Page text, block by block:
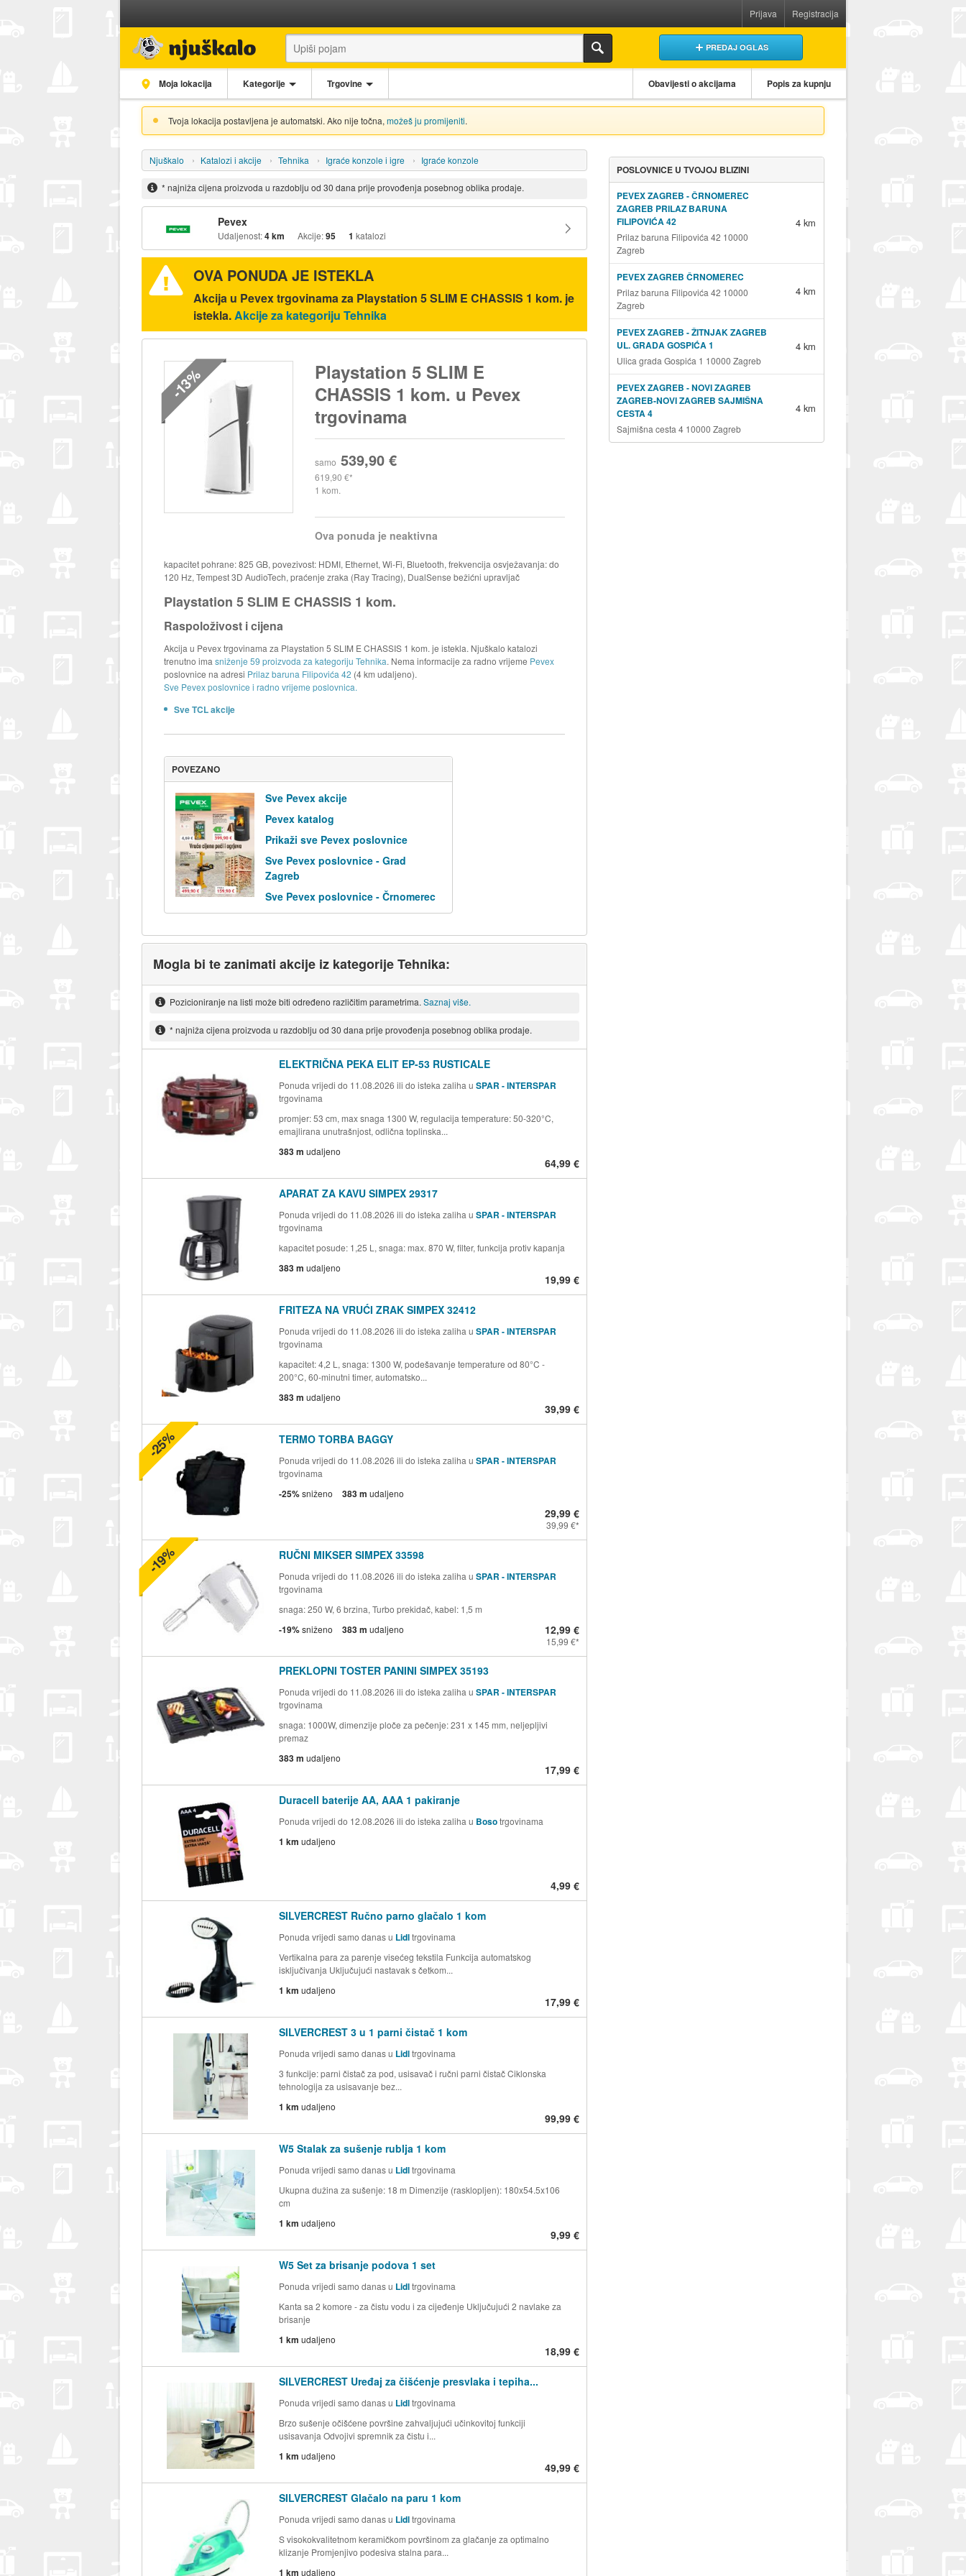
Prijava Registracija
PREDAJ OGLAS
Moja lokacija Kategorije Trgovine Obavijesti o akcijama Popis za kupnju
Tvoja lokacija postavljena je automatski. Ako nije točna, možeš ju promijeniti.
Njuškalo Katalozi i akcije Tehnika Igraće konzole i igre Igraće konzole
* najniža cijena proizvoda u razdoblju od 30 dana prije provođenja posebnog oblika prodaje.
Pevex
Udaljenost:4 km Akcije:95 1 katalozi
OVA PONUDA JE ISTEKLA
Akcija u Pevex trgovinama za Playstation 5 SLIM E CHASSIS 1 kom. je
istekla.Akcije za kategoriju Tehnika
-13%
Playstation 5 SLIM E
CHASSIS 1 kom. u Pevex
trgovinama
samo 539,90 €
619,90 €
1 kom.
Ova ponuda je neaktivna
kapacitet pohrane: 825 GB, povezivost: HDMI, Ethernet, Wi-Fi, Bluetooth, frekvencija osvježavanja: do
120 Hz, Tempest 3D AudioTech, praćenje zraka (Ray Tracing), DualSense bežićni upravljač
Playstation 5 SLIM E CHASSIS 1 kom.
Raspoloživost i cijena
Akcija u Pevex trgovinama za Playstation 5 SLIM E CHASSIS 1 kom. je istekla. Njuškalo katalozi
trenutno ima sniženje 59 proizvoda za kategoriju Tehnika. Nema informacije za radno vrijeme Pevex
poslovnice na adresi Prilaz baruna Filipovića 42 (4 km udaljeno).
Sve Pevex poslovnice i radno vrijeme poslovnica.
Sve TCL akcije
POVEZANO
Sve Pevex akcije
Pevex katalog
Prikaži sve Pevex poslovnice
Sve Pevex poslovnice - Grad
Zagreb
Sve Pevex poslovnice - Črnomerec
Mogla bi te zanimati akcije iz kategorije Tehnika:
Pozicioniranje na listi može biti određeno različitim parametrima. Saznaj više.
* najniža cijena proizvoda u razdoblju od 30 dana prije provođenja posebnog oblika prodaje.
ELEKTRIČNA PEKA ELIT EP-53 RUSTICALE
Ponuda vrijedi do 11.08.2026 ili do isteka zaliha u SPAR - INTERSPAR
trgovinama
promjer: 53 cm, max snaga 1300 W, regulacija temperature: 50-320°C,
emajlirana unutrašnjost, odlična toplinska...
383 m udaljeno
64,99 €
APARAT ZA KAVU SIMPEX 29317
Ponuda vrijedi do 11.08.2026 ili do isteka zaliha u SPAR - INTERSPAR
trgovinama
kapacitet posude: 1,25 L, snaga: max. 870 W, filter, funkcija protiv kapanja
383 m udaljeno
19,99 €
FRITEZA NA VRUĆI ZRAK SIMPEX 32412
Ponuda vrijedi do 11.08.2026 ili do isteka zaliha u SPAR - INTERSPAR
trgovinama
kapacitet: 4,2 L, snaga: 1300 W, podešavanje temperature od 80°C -
200°C, 60-minutni timer, automatsko...
383 m udaljeno
39,99 €
TERMO TORBA BAGGY
Ponuda vrijedi do 11.08.2026 ili do isteka zaliha u SPAR - INTERSPAR
trgovinama
-25%sniženo 383 m udaljeno
29,99 €
39,99 €
-25%
RUČNI MIKSER SIMPEX 33598
Ponuda vrijedi do 11.08.2026 ili do isteka zaliha u SPAR - INTERSPAR
trgovinama
snaga: 250 W, 6 brzina, Turbo prekidač, kabel: 1,5 m
-19%sniženo 383 m udaljeno 12,99 €
15,99 €
-19%
PREKLOPNI TOSTER PANINI SIMPEX 35193
Ponuda vrijedi do 11.08.2026 ili do isteka zaliha u SPAR - INTERSPAR
trgovinama
snaga: 1000W, dimenzije ploče za pečenje: 231 x 145 mm, neljepljivi
premaz
383 m udaljeno
17,99 €
Duracell baterije AA, AAA 1 pakiranje
Ponuda vrijedi do 12.08.2026 ili do isteka zaliha u Bosotrgovinama
1 km udaljeno
4,99 €
SILVERCREST Ručno parno glačalo 1 kom
Ponuda vrijedi samo danas u Lidltrgovinama
Vertikalna para za parenje visećeg tekstila Funkcija automatskog
isključivanja Uključujući nastavak s četkom...
1 km udaljeno
17,99 €
SILVERCREST 3 u 1 parni čistač 1 kom
Ponuda vrijedi samo danas u Lidltrgovinama
3 funkcije: parni čistač za pod, usisavač i ručni parni čistač Ciklonska
tehnologija za usisavanje bez...
1 km udaljeno
99,99 €
W5 Stalak za sušenje rublja 1 kom
Ponuda vrijedi samo danas u Lidltrgovinama
Ukupna dužina za sušenje: 18 m Dimenzije (rasklopljen): 180x54.5x106
cm
1 km udaljeno
9,99 €
W5 Set za brisanje podova 1 set
Ponuda vrijedi samo danas u Lidltrgovinama
Kanta sa 2 komore - za čistu vodu i za cijeđenje Uključujući 2 navlake za
brisanje
1 km udaljeno
18,99 €
SILVERCREST Uređaj za čišćenje presvlaka i tepiha...
Ponuda vrijedi samo danas u Lidltrgovinama
Brzo sušenje očišćene površine zahvaljujući učinkovitoj funkciji
usisavanja Odvojivi spremnik za čistu i...
1 km udaljeno
49,99 €
SILVERCREST Glačalo na paru 1 kom
Ponuda vrijedi samo danas u Lidltrgovinama
S visokokvalitetnom keramičkom površinom za glačanje za optimalno
klizanje Promjenjivo podesiva stalna para...
1 km udaljeno
POSLOVNICE U TVOJOJ BLIZINI
PEVEX ZAGREB - ČRNOMEREC
ZAGREB PRILAZ BARUNA
FILIPOVIĆA 42
Prilaz baruna Filipovića 42 10000
Zagreb
4 km
PEVEX ZAGREB ČRNOMEREC
Prilaz baruna Filipovića 42 10000
Zagreb
4 km
PEVEX ZAGREB - ŽITNJAK ZAGREB
UL. GRADA GOSPIĆA 1
Ulica grada Gospića 1 10000 Zagreb
4 km
PEVEX ZAGREB - NOVI ZAGREB
ZAGREB-NOVI ZAGREB SAJMIŠNA
CESTA 4
Sajmišna cesta 4 10000 Zagreb
4 km